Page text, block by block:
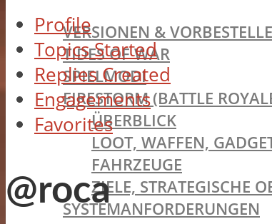
VERSIONEN &
TIDES OF WAR
SPIELMODI
FIRESTORM (BATTLE
ÜBERBLICK
LOOT, WAFFEN,
FAHRZEUGE
ZIELE, STRATEGISCHE
SYSTEMANFORDERUNGEN
Profile
Topics Started
Replies Created
Engagements
Favorites
@roca